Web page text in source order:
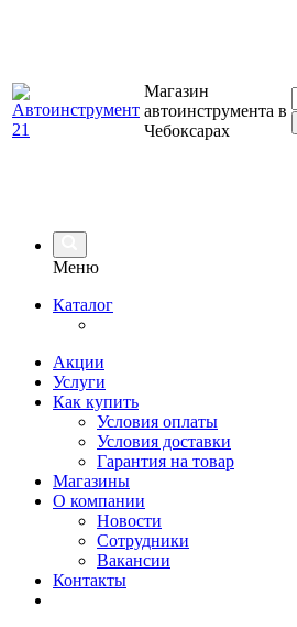
Магазин
автоинструмента в
Чебоксарах
Меню
Каталог
Акции
Услуги
Как купить
Условия оплаты
Условия доставки
Гарантия на товар
Магазины
О компании
Новости
Сотрудники
Вакансии
Контакты